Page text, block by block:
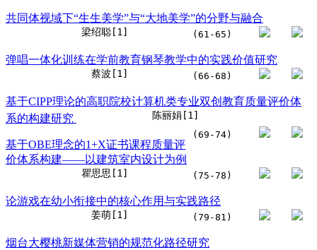
共同体视域下“生生美学”与“大地美学”的分野与融合
梁绍聪[1] (61-65)
弹唱一体化训练在学前教育钢琴教学中的实践价值研究
蔡波[1] (66-68)
基于CIPP理论的高职院校计算机类专业双创教育质量评价体
系的构建研究
陈丽娟[1]
(69-74)
基于OBE理念的1+X证书课程质量评
价体系构建——以建筑室内设计为例
瞿思思[1] (75-78)
论游戏在幼小衔接中的核心作用与实践路径
姜萌[1] (79-81)
烟台大樱桃新媒体营销的规范化路径研究